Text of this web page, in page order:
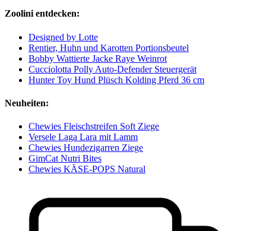
Zoolini entdecken:
Designed by Lotte
Rentier, Huhn und Karotten Portionsbeutel
Bobby Wattierte Jacke Raye Weinrot
Cucciolotta Polly Auto-Defender Steuergerät
Hunter Toy Hund Plüsch Kolding Pferd 36 cm
Neuheiten:
Chewies Fleischstreifen Soft Ziege
Versele Laga Lara mit Lamm
Chewies Hundezigarren Ziege
GimCat Nutri Bites
Chewies KÄSE-POPS Natural